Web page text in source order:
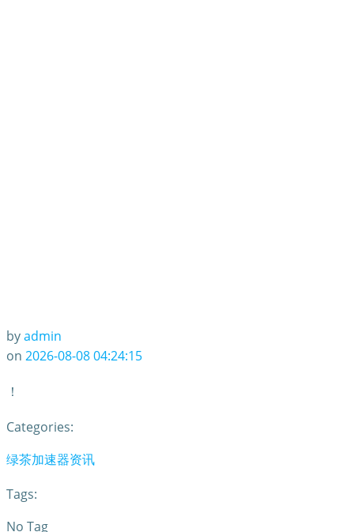
byadmin
on 2026-08-08 04:24:15
！
Categories:
绿茶加速器资讯
Tags:
No Tag